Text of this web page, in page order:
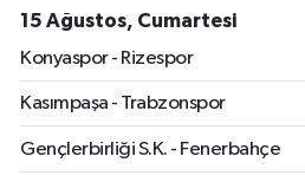
15 Ağustos, Cumartesi
Konyaspor - Rizespor
Kasımpaşa - Trabzonspor
Gençlerbirliği S.K. - Fenerbahçe